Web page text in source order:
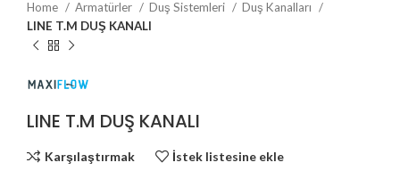
Home Armatürler Duş Sistemleri
Duş Kanalları
LINE T.M DUŞ KANALI
LINE T.M DUŞ KANALI
Karşılaştırmak İstek listesine ekle